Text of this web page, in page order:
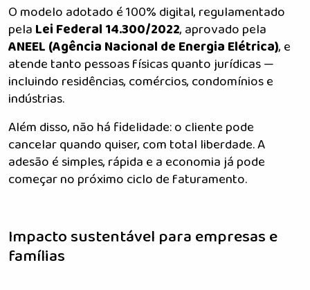
O modelo adotado é 100% digital, regulamentado
pelaLei Federal 14.300/2022, aprovado pela
ANEEL (Agência Nacional de Energia Elétrica), e
atende tanto pessoas físicas quanto jurídicas —
incluindo residências, comércios, condomínios e
indústrias.
Além disso, não há fidelidade: o cliente pode
cancelar quando quiser, com total liberdade. A
adesão é simples, rápida e a economia já pode
começar no próximo ciclo de faturamento.
Impacto sustentável para empresas e
famílias